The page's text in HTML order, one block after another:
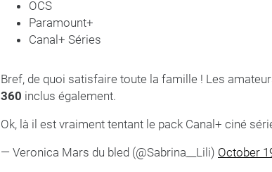
OCS
Paramount+
Canal+ Séries
Bref, de quoi satisfaire toute la famille ! Les
360 inclus également.
Ok, là il est vraiment tentant le pack Canal+ ciné
— Veronica Mars du bled (@Sabrina__Lili) October